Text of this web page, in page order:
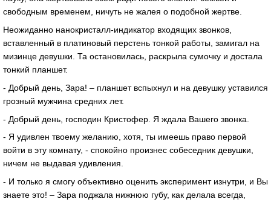
свободным временем, ничуть не жалея о подобной жертве.
Неожиданно нанокристалл-индикатор входящих звонков,
вставленный в платиновый перстень тонкой работы, замигал на
мизинце девушки. Та остановилась, раскрыла сумочку и достала
тонкий планшет.
- Добрый день, Зара! – планшет вспыхнул и на девушку уставился
грозный мужчина средних лет.
- Добрый день, господин Кристофер. Я ждала Вашего звонка.
- Я удивлен твоему желанию, хотя, ты имеешь право первой
войти в эту комнату, - спокойно произнес собеседник девушки,
ничем не выдавая удивления.
- И только я смогу объективно оценить эксперимент изнутри, и Вы
знаете это! – Зара поджала нижнюю губу, как делала всегда,